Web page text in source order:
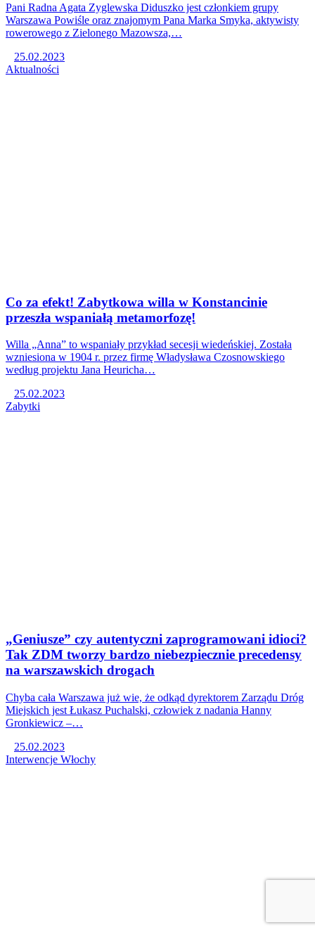
Pani Radna Agata Zyglewska Diduszko jest członkiem grupy
Warszawa Powiśle oraz znajomym Pana Marka Smyka, aktywisty
rowerowego z Zielonego Mazowsza,…
25.02.2023
Aktualności
Co za efekt! Zabytkowa willa w Konstancinie
przeszła wspaniałą metamorfozę!
Willa „Anna” to wspaniały przykład secesji wiedeńskiej. Została
wzniesiona w 1904 r. przez firmę Władysława Czosnowskiego
według projektu Jana Heuricha…
25.02.2023
Zabytki
„Geniusze” czy autentyczni zaprogramowani idioci?
Tak ZDM tworzy bardzo niebezpiecznie precedensy
na warszawskich drogach
Chyba cała Warszawa już wie, że odkąd dyrektorem Zarządu Dróg
Miejskich jest Łukasz Puchalski, człowiek z nadania Hanny
Gronkiewicz –…
25.02.2023
Interwencje Włochy